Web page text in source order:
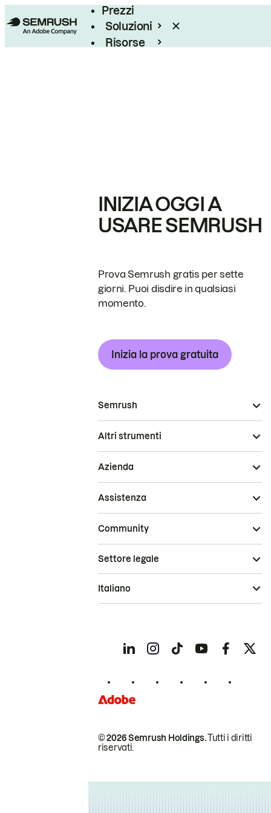
Prezzi
Soluzioni
Risorse
INIZIA OGGI A
USARE SEMRUSH
Prova Semrush gratis per sette
giorni. Puoi disdire in qualsiasi
momento.
Inizia la prova gratuita
Semrush
Altri strumenti
Azienda
Assistenza
Community
© 2026 Semrush Holdings.Tutti i diritti
riservati.
Settore legale
Italiano